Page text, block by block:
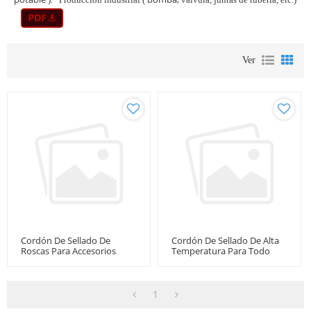
Ver
Cordón De Sellado De
Roscas Para Accesorios
Cordón De Sellado De Alta
Temperatura Para Todo
1